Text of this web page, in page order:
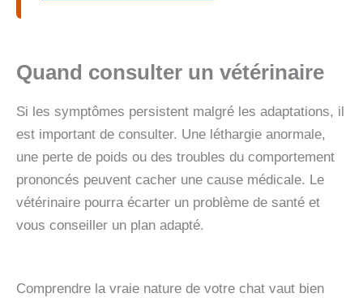
Quand consulter un vétérinaire
Si les symptômes persistent malgré les adaptations, il
est important de consulter. Une léthargie anormale,
une perte de poids ou des troubles du comportement
prononcés peuvent cacher une cause médicale. Le
vétérinaire pourra écarter un problème de santé et
vous conseiller un plan adapté.
Comprendre la vraie nature de votre chat vaut bien